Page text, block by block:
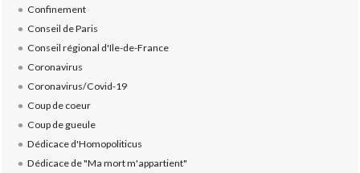
Confinement
Conseil de Paris
Conseil régional d'Ile-de-France
Coronavirus
Coronavirus/Covid-19
Coup de coeur
Coup de gueule
Dédicace d'Homopoliticus
Dédicace de "Ma mort m'appartient"